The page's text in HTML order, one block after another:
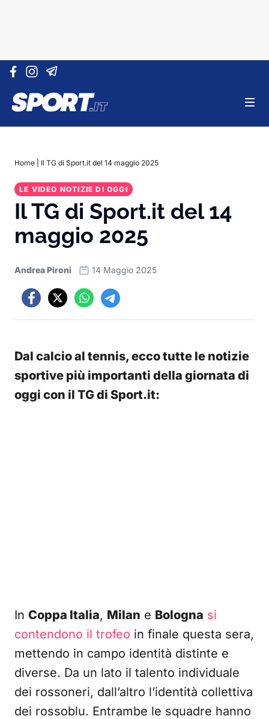
Vai al contenuto
Home Il TG di Sport.it del 14 maggio 2025
LE VIDEO NOTIZIE DI OGGI
Il TG di Sport.it del 14
maggio 2025
Andrea Pironi 14 Maggio 2025
Dal calcio al tennis, ecco tutte le notizie
sportive più importanti della giornata di
oggi con il TG di Sport.it:
In Coppa Italia, Milan e Bologna si
contendono il trofeo in finale questa sera,
mettendo in campo identità distinte e
diverse. Da un lato il talento individuale
dei rossoneri, dall’altro l’identità collettiva
dei rossoblu. Entrambe le squadre hanno